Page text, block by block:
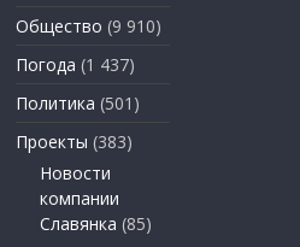
Общество (9 910)
Погода (1 437)
Политика (501)
Проекты (383)
Новости
компании
Славянка (85)